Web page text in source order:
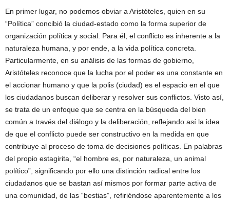
En primer lugar, no podemos obviar a Aristóteles, quien en su
“Política” concibió la ciudad-estado como la forma superior de
organización política y social. Para él, el conflicto es inherente a la
naturaleza humana, y por ende, a la vida política concreta.
Particularmente, en su análisis de las formas de gobierno,
Aristóteles reconoce que la lucha por el poder es una constante en
el accionar humano y que la polis (ciudad) es el espacio en el que
los ciudadanos buscan deliberar y resolver sus conflictos. Visto así,
se trata de un enfoque que se centra en la búsqueda del bien
común a través del diálogo y la deliberación, reflejando así la idea
de que el conflicto puede ser constructivo en la medida en que
contribuye al proceso de toma de decisiones políticas. En palabras
del propio estagirita, “el hombre es, por naturaleza, un animal
político”, significando por ello una distinción radical entre los
ciudadanos que se bastan así mismos por formar parte activa de
una comunidad, de las “bestias”, refiriéndose aparentemente a los